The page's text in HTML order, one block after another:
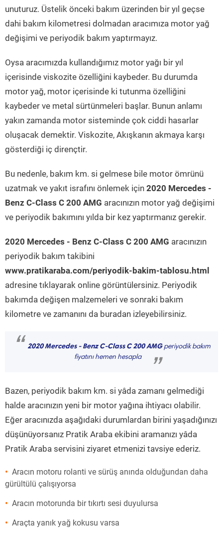
unuturuz. Üstelik önceki bakım üzerinden bir yıl geçse
dahi bakım kilometresi dolmadan aracımıza motor yağ
değişimi ve periyodik bakım yaptırmayız.
Oysa aracımızda kullandığımız motor yağı bir yıl
içerisinde viskozite özelliğini kaybeder. Bu durumda
motor yağ, motor içerisinde ki tutunma özelliğini
kaybeder ve metal sürtünmeleri başlar. Bunun anlamı
yakın zamanda motor sisteminde çok ciddi hasarlar
oluşacak demektir. Viskozite, Akışkanın akmaya karşı
gösterdiği iç dirençtir.
Bu nedenle, bakım km. si gelmese bile motor ömrünü
uzatmak ve yakıt israfını önlemek için 2020 Mercedes -
Benz C-Class C 200 AMG aracınızın motor yağ değişimi
ve periyodik bakımını yılda bir kez yaptırmanız gerekir.
2020 Mercedes - Benz C-Class C 200 AMG aracınızın
periyodik bakım takibini
www.pratikaraba.com/periyodik-bakim-tablosu.html
adresine tıklayarak online görüntülersiniz. Periyodik
bakımda değişen malzemeleri ve sonraki bakım
kilometre ve zamanını da buradan izleyebilirsiniz.
“ 2020 Mercedes - Benz C-Class C 200 AMGperiyodik bakım
fiyatını hemen hesapla
”
Bazen, periyodik bakım km. si yâda zamanı gelmediği
halde aracınızın yeni bir motor yağına ihtiyacı olabilir.
Eğer aracınızda aşağıdaki durumlardan birini yaşadığınızı
düşünüyorsanız Pratik Araba ekibini aramanızı yâda
Pratik Araba servisini ziyaret etmenizi tavsiye ederiz.
Aracın motoru rolanti ve sürüş anında olduğundan daha
gürültülü çalışıyorsa
Aracın motorunda bir tıkırtı sesi duyulursa
Araçta yanık yağ kokusu varsa